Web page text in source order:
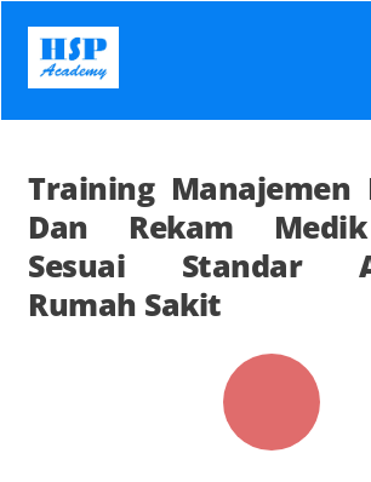
content
Training Manajemen
Dan Rekam
Sesuai Standar
Rumah Sakit